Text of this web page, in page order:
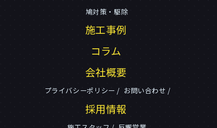
鳩対策・駆除
施工事例
コラム
会社概要
プライバシーポリシー お問い合わせ
採用情報